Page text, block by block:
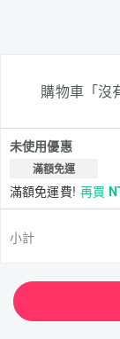
購物車「沒
未使用優惠
滿額免運
滿額免運費! 再買
小計